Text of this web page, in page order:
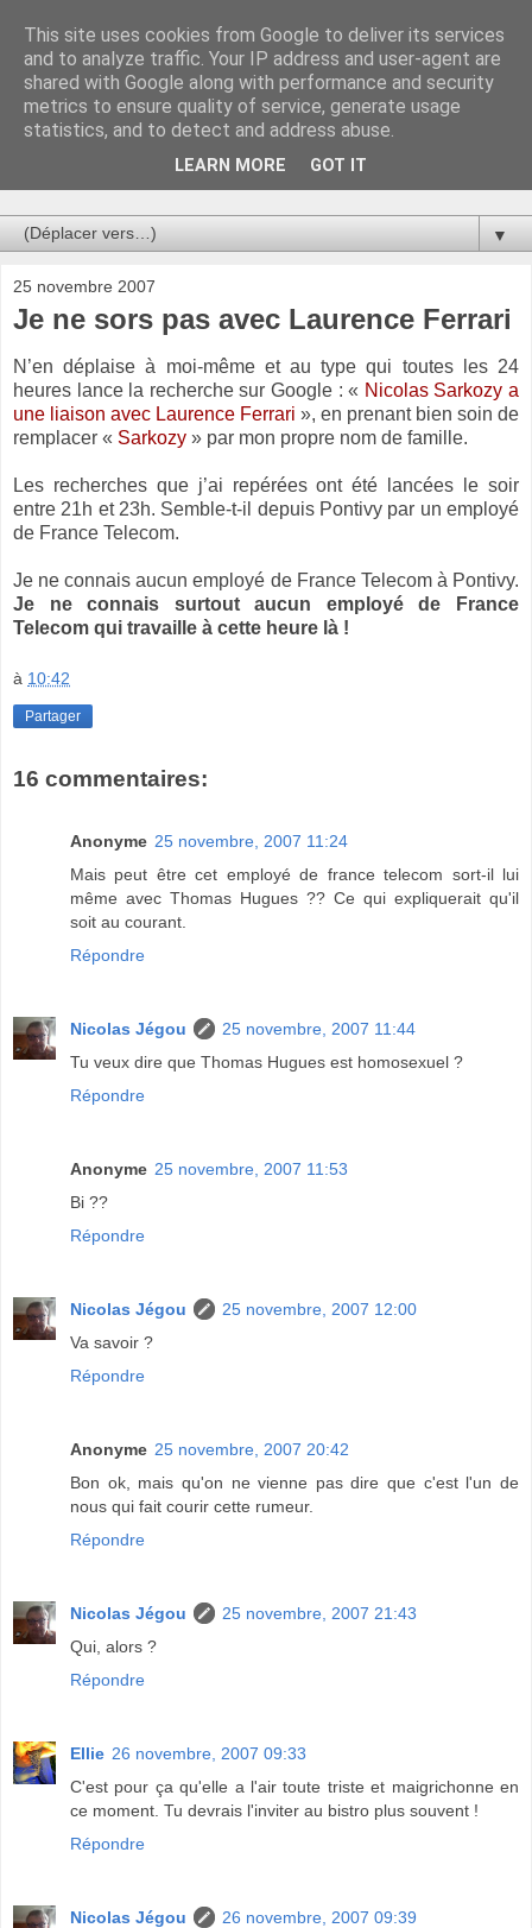
Au bistro !
La connerie étant le seul chemin susceptible de nous faire
entrevoir une parcelle de vérité, utilisons la par des moyens
de communication efficaces. Le temps qu'on remplisse nos
▼
25 novembre 2007
Je ne sors pas avec Laurence Ferrari
N’en déplaise à moi-même et au type qui toutes les 24
heures lance la recherche sur Google : « Nicolas Sarkozy a
une liaison avec Laurence Ferrari », en prenant bien soin de
remplacer « Sarkozy » par mon propre nom de famille.
Les recherches que j’ai repérées ont été lancées le soir
entre 21h et 23h. Semble-t-il depuis Pontivy par un employé
de France Telecom.
Je ne connais aucun employé de France Telecom à Pontivy.
Je ne connais surtout aucun employé de France
Telecom qui travaille à cette heure là !
à 10:42
Partager
16 commentaires:
Anonyme 25 novembre, 2007 11:24
Mais peut être cet employé de france telecom sort-il lui
même avec Thomas Hugues ?? Ce qui expliquerait qu'il
soit au courant.
Répondre
Nicolas Jégou
25 novembre, 2007 11:44
Tu veux dire que Thomas Hugues est homosexuel ?
Répondre
Anonyme 25 novembre, 2007 11:53
Bi ??
Répondre
Nicolas Jégou
25 novembre, 2007 12:00
Va savoir ?
Répondre
Anonyme 25 novembre, 2007 20:42
Bon ok, mais qu'on ne vienne pas dire que c'est l'un de
nous qui fait courir cette rumeur.
Répondre
Nicolas Jégou
25 novembre, 2007 21:43
Qui, alors ?
Répondre
Ellie 26 novembre, 2007 09:33
C'est pour ça qu'elle a l'air toute triste et maigrichonne en
ce moment. Tu devrais l'inviter au bistro plus souvent !
Répondre
Nicolas Jégou
26 novembre, 2007 09:39
This site uses cookies from Google to deliver its services
and to analyze traffic. Your IP address and user-agent are
shared with Google along with performance and security
metrics to ensure quality of service, generate usage
statistics, and to detect and address abuse.
LEARN MORE GOT IT